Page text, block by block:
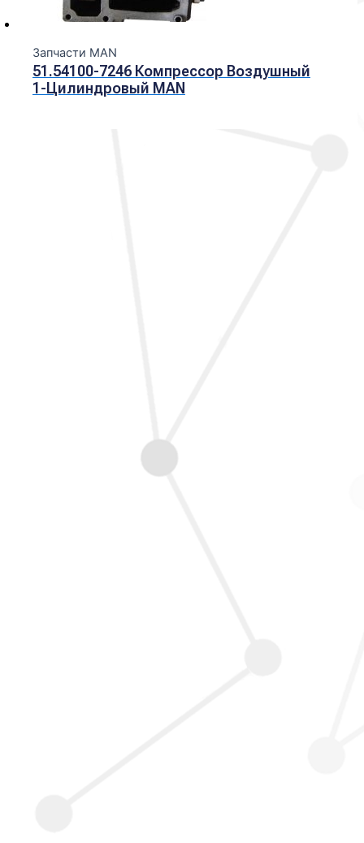
Запчасти MAN
51.54100-7246 Компрессор Воздушный
1-Цилиндровый MAN